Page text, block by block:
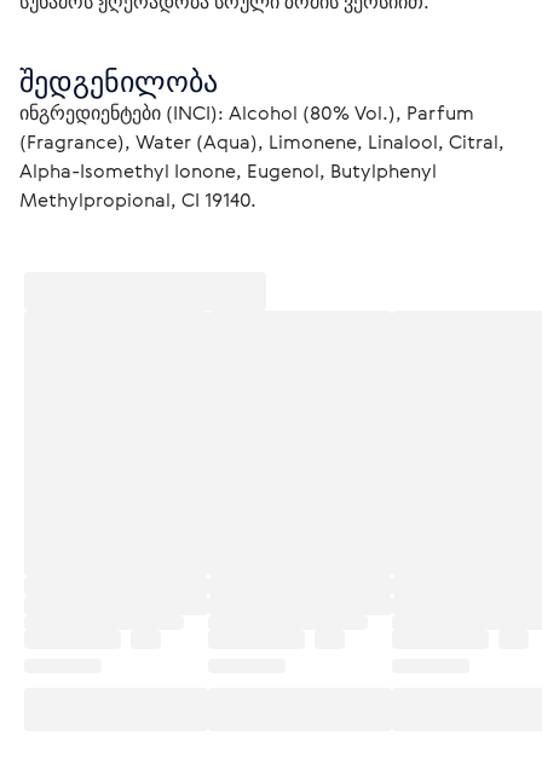
შედგენილობა
ინგრედიენტები (INCI): Alcohol (80% Vol.), Parfum
(Fragrance), Water (Aqua), Limonene, Linalool, Citral,
Alpha-Isomethyl Ionone, Eugenol, Butylphenyl
Methylpropional, CI 19140.